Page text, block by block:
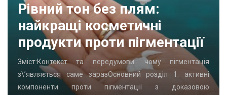
Рівний тон без плям:
найкращі косметичні
продукти проти пігментації
Зміст:Контекст та передумови: чому пігментація
з\’являється саме заразОсновний розділ 1: активні
компоненти проти пігментації з доказовою